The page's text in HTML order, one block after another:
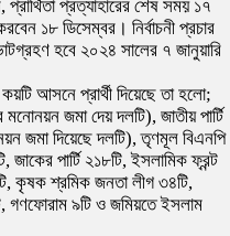
প্রত্যাহারের শেষ সময় ১৭
১৮ ডিসেম্বর। নির্বাচনী প্রচার
হবে ২০২৪ সালের ৭ জানুয়ারি
আসনে প্রার্থী দিয়েছে তা হলো;
জমা দেয় দলটি), জাতীয় পার্টি
জমা দিয়েছে দলটি), তৃণমূল বিএনপি
পার্টি ২১৮টি, ইসলামিক ফ্রন্ট
কৃষক শ্রমিক জনতা লীগ ৩৪টি,
গণফোরাম ৯টি ও জমিয়তে ইসলাম